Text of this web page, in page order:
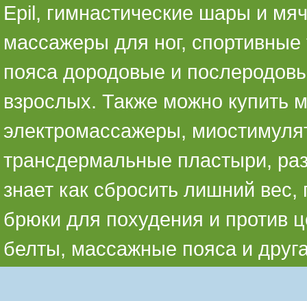
Epil, гимнастические шары и
массажеры для ног,
пояса дородовые и
взрослых. Также можно купить
электромассажеры,
трансдермальные пластыри,
знает как сбросить лишний
брюки для похудения и против
белты, массажные пояса и